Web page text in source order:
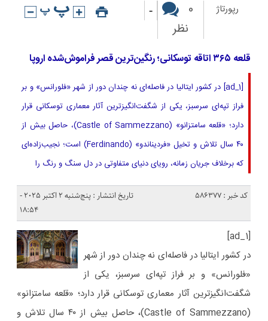
رپورتاژ
0
نظر
-
قلعه ۳۶۵ اتاقه توسکانی؛ رنگین‌ترین قصر فراموش‌شده اروپا
[ad_1] در کشور ایتالیا در فاصله‌ای نه‌ چندان دور از شهر «فلورانس» و بر
فراز تپه‌ای سرسبز، یکی از شگفت‌انگیزترین آثار معماری توسکانی قرار
دارد؛ «قلعه سامتزانو» (Castle of Sammezzano)، حاصل بیش از
۴۰ سال تلاش و تخیل «فردیناندو» (Ferdinando) است؛ نجیب‌زاده‌ای
که برخلاف جریان زمانه، رویای دنیای متفاوتی در دل سنگ و رنگ را
کد خبر : 586377
تاریخ انتشار : پنج‌شنبه 2 اکتبر 2025 -
18:54
[ad_1]
در کشور ایتالیا در فاصله‌ای نه‌ چندان دور از شهر
«فلورانس» و بر فراز تپه‌ای سرسبز، یکی از
شگفت‌انگیزترین آثار معماری توسکانی قرار دارد؛ «قلعه سامتزانو»
(Castle of Sammezzano)، حاصل بیش از ۴۰ سال تلاش و